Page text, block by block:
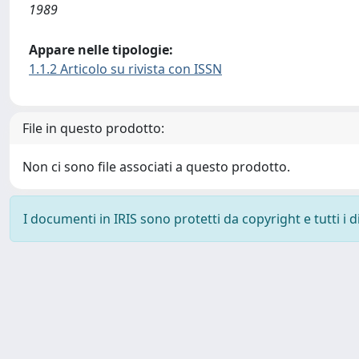
1989
Appare nelle tipologie:
1.1.2 Articolo su rivista con ISSN
File in questo prodotto:
Non ci sono file associati a questo prodotto.
I documenti in IRIS sono protetti da copyright e tutti i